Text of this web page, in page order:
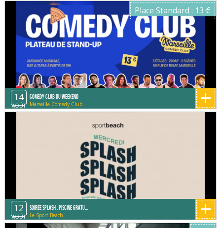
Place Standard : 13 €
14
AOÛT
Comedy Club du Weekend
Marseille Comedy Club +
12
AOÛT
Soirée splash : piscine gratu...
Le Sport Beach +